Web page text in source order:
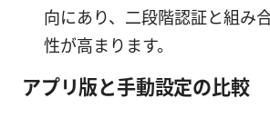
向にあり、二段階認証と組み
性が高まります。
アプリ版と手動設定の比較